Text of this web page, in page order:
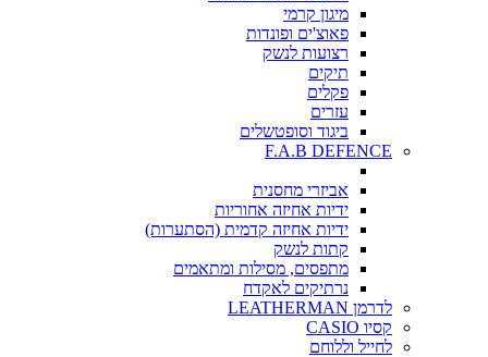
מיגון קרמי
פאוצ'ים ופונדות
רצועות לנשק
תיקים
פקלים
עזרים
ביגוד וסופטשלים
F.A.B DEFENCE
אביזרי מחסנית
ידיות אחיזה אחוריות
ידיות אחיזה קדמית (הסתערות)
קתות לנשק
מתפסים, מסילות ומתאמים
נרתיקים לאקדח
לדרמן LEATHERMAN
קסיו CASIO
לחייל וללוחם